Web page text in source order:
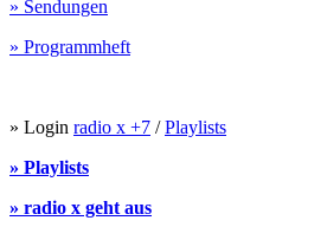
» Sendungen
» Programmheft
» Login radio x +7 /Playlists
» Playlists
» radio x geht aus